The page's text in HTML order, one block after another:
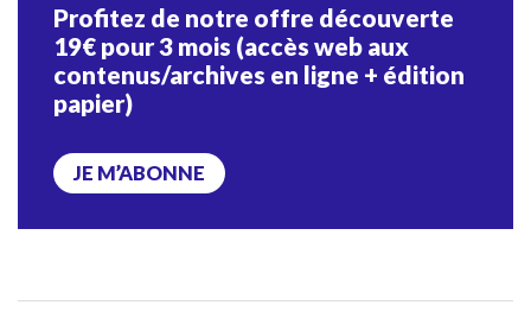
Profitez de notre offre découverte
19€ pour 3 mois (accès web aux
contenus/archives en ligne + édition
papier)
JE M’ABONNE